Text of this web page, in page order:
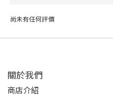
尚未有任何評價
關於我們
商店介紹